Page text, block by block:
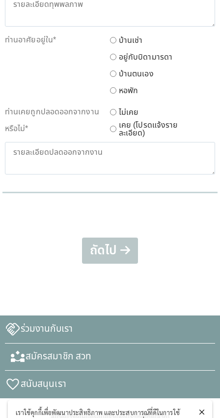
ท่านอาศัยอยู่ใน*
บ้านเช่า
อยู่กับบิดามารดา
บ้านตนเอง
หอพัก
ท่านเคยถูกปลอดออกจากงาน
หรือไม่*
ไม่เคย
เคย (โปรดแจ้งราย
ละเอียด)
ถัดไป
ร่วมงานกับเรา
สมัครสมาชิก สวท
สนับสนุนเรา
เราใช้คุกกี้เพื่อพัฒนาประสิทธิภาพ และประสบการณ์ที่ดีในการใช้